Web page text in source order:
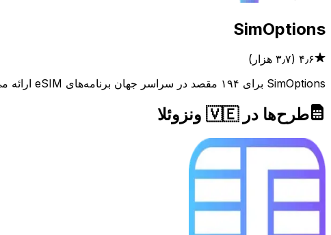
SimOptions
۴٫۶ (۳٫۷ هزار
)
SimOptions برای ۱۹۴ مقصد در سراسر جهان برنامه‌های eSIM ارائه می‌دهد. برنامه‌ها را مقایسه کنید، نظرات را بخوانید و پوشش را بررسی کنید تا بهترین معامله را برای نیازهای سفر خود پیدا کنید.
طرح‌ها در 🇻🇪 ونزوئلا